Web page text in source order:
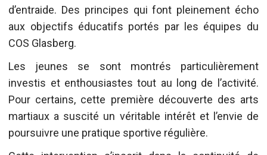
d’entraide. Des principes qui font pleinement écho
aux objectifs éducatifs portés par les équipes du
COS Glasberg.
Les jeunes se sont montrés particulièrement
investis et enthousiastes tout au long de l’activité.
Pour certains, cette première découverte des arts
martiaux a suscité un véritable intérêt et l’envie de
poursuivre une pratique sportive régulière.